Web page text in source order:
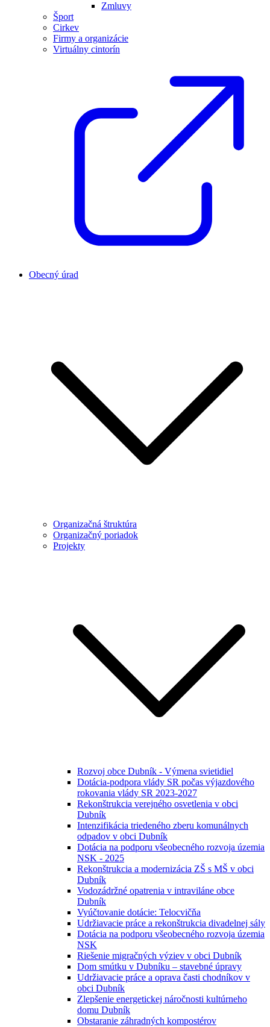
Zmluvy
Šport
Cirkev
Firmy a organizácie
Virtuálny cintorín
Obecný úrad
Organizačná štruktúra
Organizačný poriadok
Projekty
Rozvoj obce Dubník - Výmena svietidiel
Dotácia-podpora vlády SR počas výjazdového
rokovania vlády SR 2023-2027
Rekonštrukcia verejného osvetlenia v obci
Dubník
Intenzifikácia triedeného zberu komunálnych
odpadov v obci Dubník
Dotácia na podporu všeobecného rozvoja územia
NSK - 2025
Rekonštrukcia a modernizácia ZŠ s MŠ v obci
Dubník
Vodozádržné opatrenia v intraviláne obce
Dubník
Vyúčtovanie dotácie: Telocvičňa
Udržiavacie práce a rekonštrukcia divadelnej sály
Dotácia na podporu všeobecného rozvoja územia
NSK
Riešenie migračných výziev v obci Dubník
Dom smútku v Dubníku – stavebné úpravy
Udržiavacie práce a oprava časti chodníkov v
obci Dubník
Zlepšenie energetickej náročnosti kultúrneho
domu Dubník
Obstaranie záhradných kompostérov